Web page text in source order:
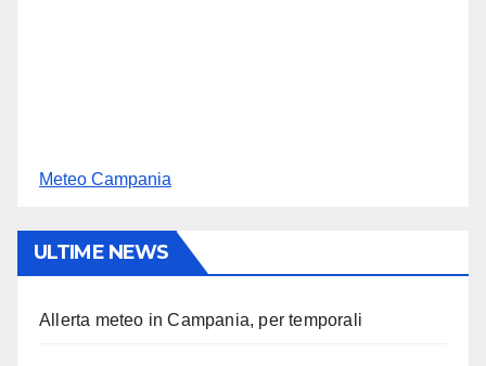
Meteo Campania
ULTIME NEWS
Allerta meteo in Campania, per temporali